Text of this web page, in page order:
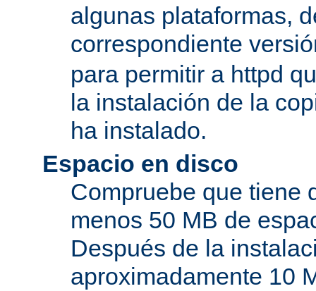
algunas plataformas,
correspondiente
para permitir a httpd
la instalación de la
ha instalado.
Espacio en disco
Compruebe que tiene
menos 50 MB de
Después de la
aproximadamente 10